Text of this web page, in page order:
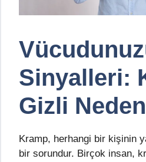
Sinyalleri:
Gizli
Kramp, herhangi bir kişinin
bir sorundur. Birçok insan,